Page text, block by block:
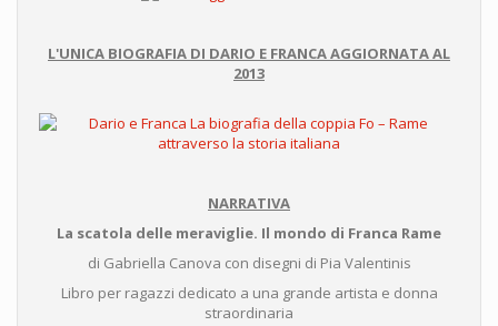
L'UNICA BIOGRAFIA DI DARIO E FRANCA AGGIORNATA AL
2013
NARRATIVA
La scatola delle meraviglie. Il mondo di Franca Rame
di Gabriella Canova con disegni di Pia Valentinis
Libro per ragazzi dedicato a una grande artista e donna
straordinaria